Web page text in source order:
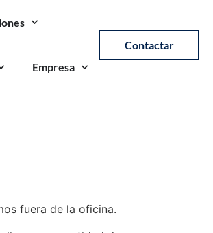
Empresa
Contactar
fuera de la oficina.